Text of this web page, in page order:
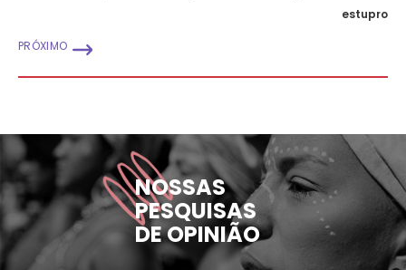
estupro
PRÓXIMO
NOSSAS
PESQUISAS
DE OPINIÃO